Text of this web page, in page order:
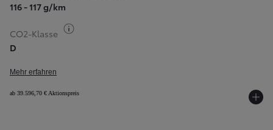
116 - 117 g/km
CO2-Klasse
D
Mehr erfahren
ab 39.596,70 € Aktionspreis